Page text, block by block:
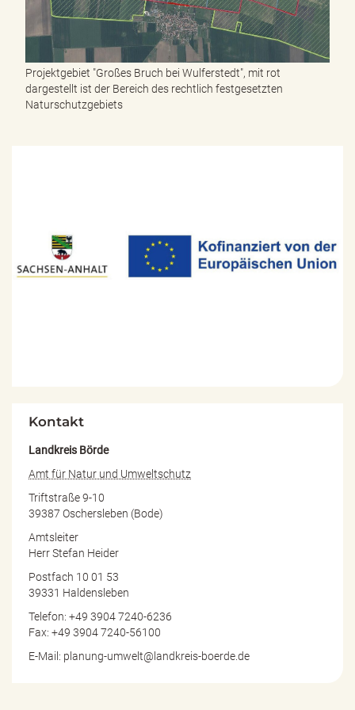
Projektgebiet "Großes Bruch bei Wulferstedt", mit rot
dargestellt ist der Bereich des rechtlich festgesetzten
Naturschutzgebiets
Kontakt
Landkreis Börde
Amt für Natur und Umweltschutz
Triftstraße 9-10
39387 Oschersleben (Bode)
Amtsleiter
Herr Stefan Heider
Postfach 10 01 53
39331 Haldensleben
Telefon: +49 3904 7240-6236
Fax: +49 3904 7240-56100
E-Mail: planung-umwelt@landkreis-boerde.de